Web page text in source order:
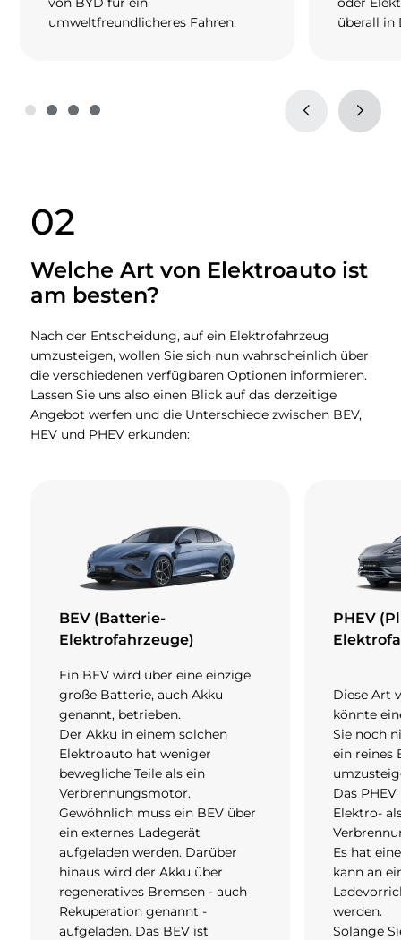
umweltfreundlicheres Fahren.
überall in
02
Welche Art von Elektroauto ist
am besten?
Nach der Entscheidung, auf ein Elektrofahrzeug
umzusteigen, wollen Sie sich nun wahrscheinlich über
die verschiedenen verfügbaren Optionen informieren.
Lassen Sie uns also einen Blick auf das derzeitige
Angebot werfen und die Unterschiede zwischen BEV,
HEV und PHEV erkunden:
BEV (Batterie-
Elektrofahrzeuge)
Ein BEV wird über eine einzige
große Batterie, auch Akku
genannt, betrieben.
Der Akku in einem solchen
Elektroauto hat weniger
bewegliche Teile als ein
Verbrennungsmotor.
Gewöhnlich muss ein BEV über
ein externes Ladegerät
aufgeladen werden. Darüber
hinaus wird der Akku über
regeneratives Bremsen - auch
Rekuperation genannt -
aufgeladen. Das BEV ist
PHEV
Diese Art
könnte
Sie noch
ein reines
Das
Elektro-
Es hat
kann an
werden.
Solange